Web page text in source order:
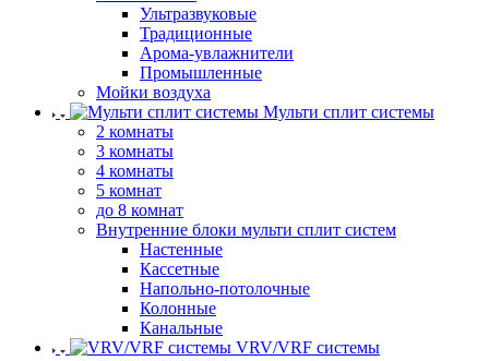
Ультразвуковые
Традиционные
Арома-увлажнители
Промышленные
Мойки воздуха
Мульти сплит системы
2 комнаты
3 комнаты
4 комнаты
5 комнат
до 8 комнат
Внутренние блоки мульти сплит систем
Настенные
Кассетные
Напольно-потолочные
Колонные
Канальные
VRV/VRF системы